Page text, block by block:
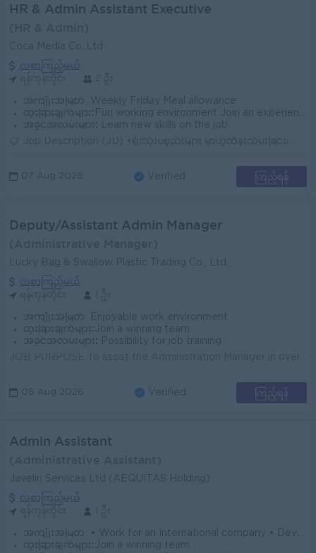
HR & Admin Assistant Executive
Coca Media Co.,Ltd
လစာကြည့်မယ်
အကျိုးအမြတ်: Weekly Friday Meal allowance
ထူးခြားချက်များ: Fun working environment Join an experienced
အခွင့်အလမ်းများ:
Learn new skills on the job.
07 Aug 2026 Verified ကြည့်ရန်
Deputy/Assistant Admin Manager
Lucky Bag & Swallow Plastic Trading Co., Ltd.
လစာကြည့်မယ်
အကျိုးအမြတ်: Enjoyable work environment
ထူးခြားချက်များ: Join a winning team
အခွင့်အလမ်းများ:
Possibility for job training
05 Aug 2026 Verified ကြည့်ရန်
Admin Assistant
Javelin Services Ltd (AEQUITAS Holding)
လစာကြည့်မယ်
အကျိုးအမြတ်: • Work for an International company • Develop your skills to international standards
ထူးခြားချက်များ: Join a winning team